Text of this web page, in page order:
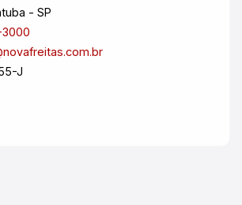
comércios. Fácil acesso à
Dutra, Anel Viário e demais
ou agendar
em contato!
- SP
3000
J